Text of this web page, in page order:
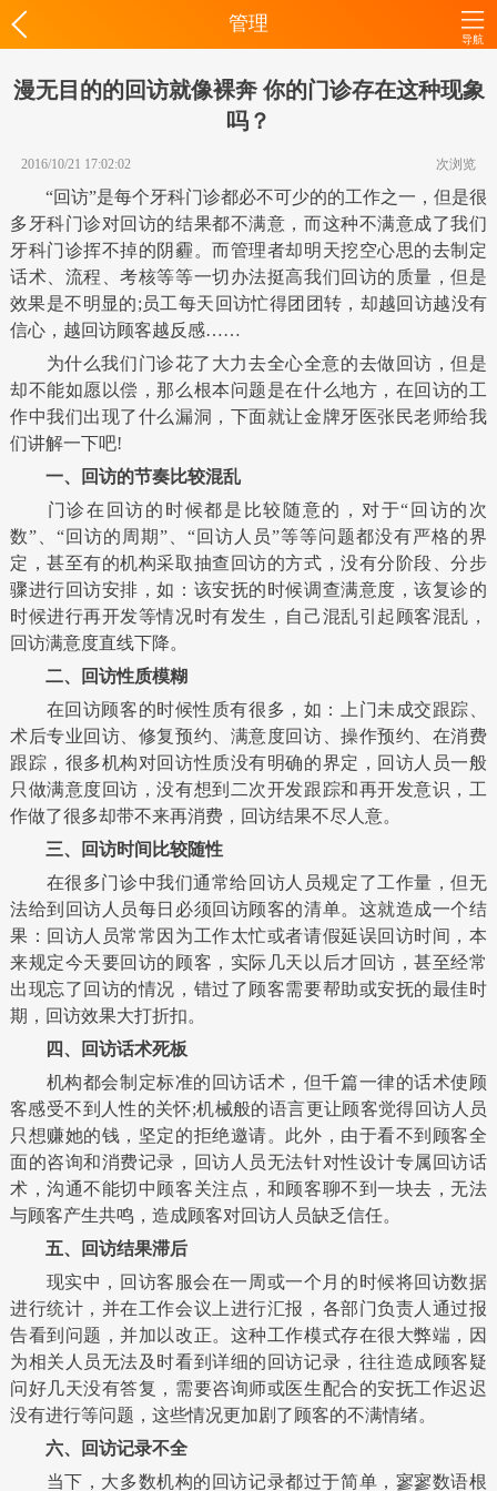
管理
导航
漫无目的的回访就像裸奔 你的门诊存在这种现象
吗？
2016/10/21 17:02:02 次浏览
“回访”是每个牙科门诊都必不可少的的工作之一，但是很
多牙科门诊对回访的结果都不满意，而这种不满意成了我们
牙科门诊挥不掉的阴霾。而管理者却明天挖空心思的去制定
话术、流程、考核等等一切办法挺高我们回访的质量，但是
效果是不明显的;员工每天回访忙得团团转，却越回访越没有
信心，越回访顾客越反感……
为什么我们门诊花了大力去全心全意的去做回访，但是
却不能如愿以偿，那么根本问题是在什么地方，在回访的工
作中我们出现了什么漏洞，下面就让金牌牙医张民老师给我
们讲解一下吧!
一、回访的节奏比较混乱
门诊在回访的时候都是比较随意的，对于“回访的次
数”、“回访的周期”、“回访人员”等等问题都没有严格的界
定，甚至有的机构采取抽查回访的方式，没有分阶段、分步
骤进行回访安排，如：该安抚的时候调查满意度，该复诊的
时候进行再开发等情况时有发生，自己混乱引起顾客混乱，
回访满意度直线下降。
二、回访性质模糊
在回访顾客的时候性质有很多，如：上门未成交跟踪、
术后专业回访、修复预约、满意度回访、操作预约、在消费
跟踪，很多机构对回访性质没有明确的界定，回访人员一般
只做满意度回访，没有想到二次开发跟踪和再开发意识，工
作做了很多却带不来再消费，回访结果不尽人意。
三、回访时间比较随性
在很多门诊中我们通常给回访人员规定了工作量，但无
法给到回访人员每日必须回访顾客的清单。这就造成一个结
果：回访人员常常因为工作太忙或者请假延误回访时间，本
来规定今天要回访的顾客，实际几天以后才回访，甚至经常
出现忘了回访的情况，错过了顾客需要帮助或安抚的最佳时
期，回访效果大打折扣。
四、回访话术死板
机构都会制定标准的回访话术，但千篇一律的话术使顾
客感受不到人性的关怀;机械般的语言更让顾客觉得回访人员
只想赚她的钱，坚定的拒绝邀请。此外，由于看不到顾客全
面的咨询和消费记录，回访人员无法针对性设计专属回访话
术，沟通不能切中顾客关注点，和顾客聊不到一块去，无法
与顾客产生共鸣，造成顾客对回访人员缺乏信任。
五、回访结果滞后
现实中，回访客服会在一周或一个月的时候将回访数据
进行统计，并在工作会议上进行汇报，各部门负责人通过报
告看到问题，并加以改正。这种工作模式存在很大弊端，因
为相关人员无法及时看到详细的回访记录，往往造成顾客疑
问好几天没有答复，需要咨询师或医生配合的安抚工作迟迟
没有进行等问题，这些情况更加剧了顾客的不满情绪。
六、回访记录不全
当下，大多数机构的回访记录都过于简单，寥寥数语根